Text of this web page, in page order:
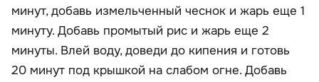
минут, добавь измельченный чеснок и жарь еще 1
минуту. Добавь промытый рис и жарь еще 2
минуты. Влей воду, доведи до кипения и готовь
20 минут под крышкой на слабом огне. Добавь